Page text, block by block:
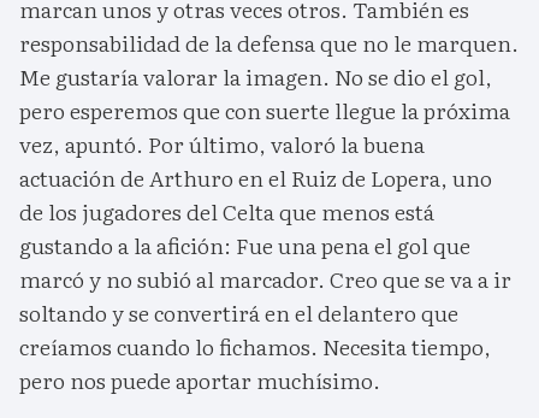
marcan unos y otras veces otros. También es
responsabilidad de la defensa que no le marquen.
Me gustaría valorar la imagen. No se dio el gol,
pero esperemos que con suerte llegue la próxima
vez, apuntó. Por último, valoró la buena
actuación de Arthuro en el Ruiz de Lopera, uno
de los jugadores del Celta que menos está
gustando a la afición: Fue una pena el gol que
marcó y no subió al marcador. Creo que se va a ir
soltando y se convertirá en el delantero que
creíamos cuando lo fichamos. Necesita tiempo,
pero nos puede aportar muchísimo.